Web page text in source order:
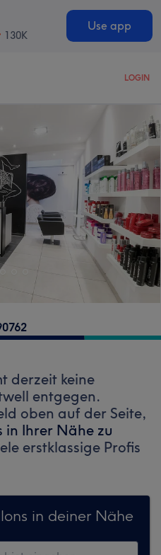
130K
Use app
LOGIN
derzeit keine
entgegen.
oben auf der Seite,
Ihrer Nähe zu
erstklassige Profis
in deiner Nähe